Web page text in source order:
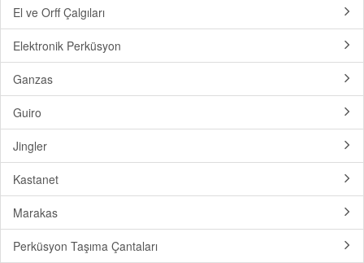
El ve Orff Çalgıları
Elektronik Perküsyon
Ganzas
Guiro
Jingler
Kastanet
Marakas
Perküsyon Taşıma Çantaları